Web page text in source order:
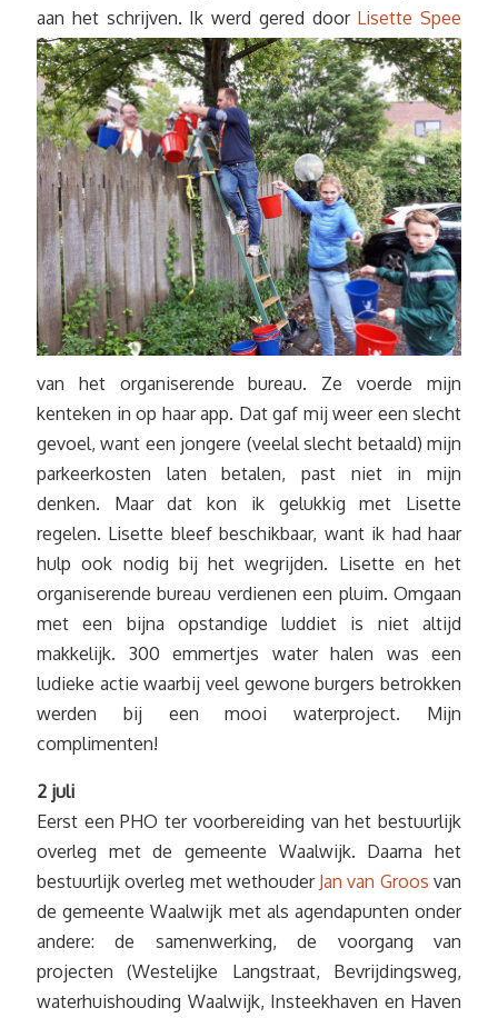
aan het schrijven. Ik werd gered door Lisette Spee
van het organiserende bureau. Ze voerde mijn
kenteken in op haar app. Dat gaf mij weer een slecht
gevoel, want een jongere (veelal slecht betaald) mijn
parkeerkosten laten betalen, past niet in mijn
denken. Maar dat kon ik gelukkig met Lisette
regelen. Lisette bleef beschikbaar, want ik had haar
hulp ook nodig bij het wegrijden. Lisette en het
organiserende bureau verdienen een pluim. Omgaan
met een bijna opstandige luddiet is niet altijd
makkelijk. 300 emmertjes water halen was een
ludieke actie waarbij veel gewone burgers betrokken
werden bij een mooi waterproject. Mijn
complimenten!
2 juli
Eerst een PHO ter voorbereiding van het bestuurlijk
overleg met de gemeente Waalwijk. Daarna het
bestuurlijk overleg met wethouder Jan van Groos van
de gemeente Waalwijk met als agendapunten onder
andere: de samenwerking, de voorgang van
projecten (Westelijke Langstraat, Bevrijdingsweg,
waterhuishouding Waalwijk, Insteekhaven en Haven